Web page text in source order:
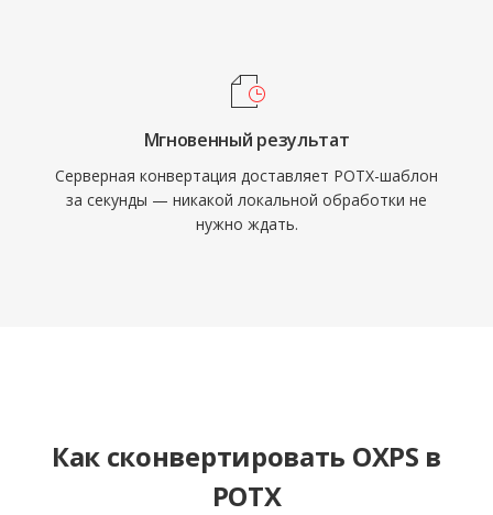
Мгновенный результат
Серверная конвертация доставляет POTX-шаблон
за секунды — никакой локальной обработки не
нужно ждать.
Как сконвертировать OXPS в
POTX